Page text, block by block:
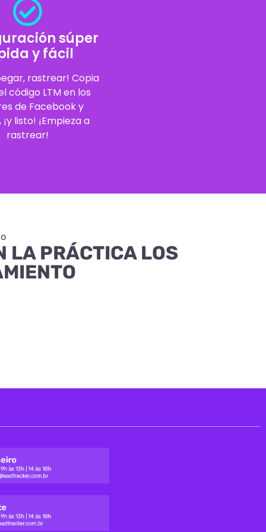
súper
y fácil
rastrear! Copia
código LTM en los
de Facebook y
listo! ¡Empieza a
rastrear!
LA PRÁCTICA LOS